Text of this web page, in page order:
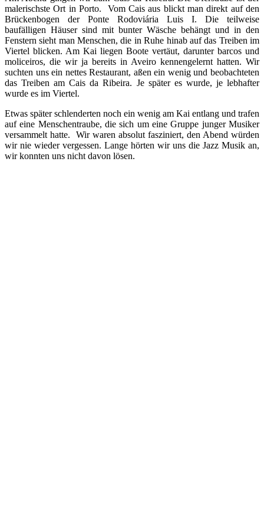
malerischste Ort in Porto. Vom Cais aus blickt man direkt auf den
Brückenbogen der Ponte Rodoviária Luis I. Die teilweise
baufälligen Häuser sind mit bunter Wäsche behängt und in den
Fenstern sieht man Menschen, die in Ruhe hinab auf das Treiben im
Viertel blicken. Am Kai liegen Boote vertäut, darunter barcos und
moliceiros, die wir ja bereits in Aveiro kennengelernt hatten. Wir
suchten uns ein nettes Restaurant, aßen ein wenig und beobachteten
das Treiben am Cais da Ribeira. Je später es wurde, je lebhafter
wurde es im Viertel.
Etwas später schlenderten noch ein wenig am Kai entlang und trafen
auf eine Menschentraube, die sich um eine Gruppe junger Musiker
versammelt hatte. Wir waren absolut fasziniert, den Abend würden
wir nie wieder vergessen. Lange hörten wir uns die Jazz Musik an,
wir konnten uns nicht davon lösen.